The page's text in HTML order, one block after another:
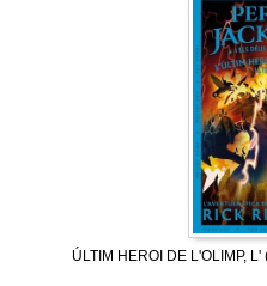
ÚLTIM HEROI DE L'OLIMP,